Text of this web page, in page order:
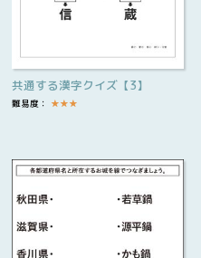
共通する漢字クイズ【3】
難易度： ★★★